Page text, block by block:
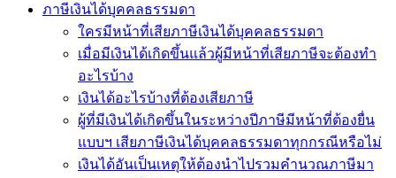
ภาษีเงินได้บุคคลธรรมดา
ใครมีหน้าที่เสียภาษีเงินได้บุคคลธรรมดา
เมื่อมีเงินได้เกิดขึ้นแล้วผู้มีหน้าที่เสียภาษีจะต้องทำ
อะไรบ้าง
เงินได้อะไรบ้างที่ต้องเสียภาษี
ผู้ที่มีเงินได้เกิดขึ้นในระหว่างปีภาษีมีหน้าที่ต้องยื่น
แบบฯ เสียภาษีเงินได้บุคคลธรรมดาทุกกรณีหรือไม่
เงินได้อันเป็นเหตุให้ต้องนำไปรวมคำนวณภาษีมา